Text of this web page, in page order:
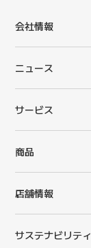
会社情報
ニュース
サービス
商品
店舗情報
サステナビリティ